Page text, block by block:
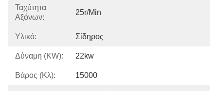
Ταχύτητα
Αξόνων:
25r/min
Υλικό: Σίδηρος
Δύναμη (KW): 22kw
Βάρος (κλ): 15000